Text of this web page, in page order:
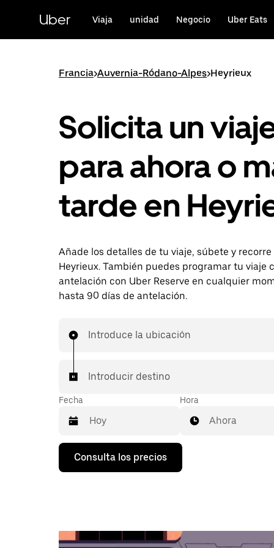
contenido
principal
Uber Viaja unidad Negocio Uber Eats
Francia>Auvernia-Ródano-Alpes>Heyrieux
Solicita un
para ahora o
tarde en
Añade los detalles de tu viaje, súbete y recorre
Heyrieux. También puedes programar tu viaje
antelación con Uber Reserve en cualquier
hasta 90 días de antelación.
Introduce la ubicación
Introducir destino
Fecha
Pulsa
flecha
calendario
Hora
Ahora
Consulta los precios